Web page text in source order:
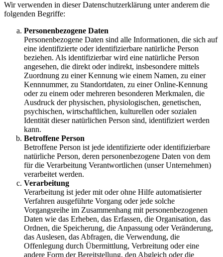
Wir verwenden in dieser Datenschutzerklärung unter anderem die
folgenden Begriffe:
Personenbezogene Daten
Personenbezogene Daten sind alle Informationen, die sich auf
eine identifizierte oder identifizierbare natürliche Person
beziehen. Als identifizierbar wird eine natürliche Person
angesehen, die direkt oder indirekt, insbesondere mittels
Zuordnung zu einer Kennung wie einem Namen, zu einer
Kennnummer, zu Standortdaten, zu einer Online-Kennung
oder zu einem oder mehreren besonderen Merkmalen, die
Ausdruck der physischen, physiologischen, genetischen,
psychischen, wirtschaftlichen, kulturellen oder sozialen
Identität dieser natürlichen Person sind, identifiziert werden
kann.
Betroffene Person
Betroffene Person ist jede identifizierte oder identifizierbare
natürliche Person, deren personenbezogene Daten von dem
für die Verarbeitung Verantwortlichen (unser Unternehmen)
verarbeitet werden.
Verarbeitung
Verarbeitung ist jeder mit oder ohne Hilfe automatisierter
Verfahren ausgeführte Vorgang oder jede solche
Vorgangsreihe im Zusammenhang mit personenbezogenen
Daten wie das Erheben, das Erfassen, die Organisation, das
Ordnen, die Speicherung, die Anpassung oder Veränderung,
das Auslesen, das Abfragen, die Verwendung, die
Offenlegung durch Übermittlung, Verbreitung oder eine
andere Form der Bereitstellung, den Abgleich oder die